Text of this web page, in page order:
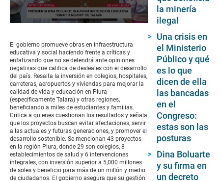
of
5
minutes,
4
seconds
El gobierno promueve obras en infraestructura
educativa y social haciendo frente a críticas y
enfatizando que no se detendrá ante opiniones
negativas que califica de desleales con el desarrollo
del país. Resalta la inversión en colegios, hospitales,
carreteras, aeropuertos y viviendas para mejorar la
calidad de vida y educación en Piura
(específicamente Talara) y otras regiones,
beneficiando a miles de estudiantes y familias.
Critica a quienes cuestionan los resultados y señala
que los proyectos buscan evitar afectaciones, servir
a las actuales y futuras generaciones, y promover el
desarrollo sostenible. Se mencionan 43 proyectos
en la región Piura, donde 29 son colegios, 8
establecimientos de salud y 6 intervenciones
integrales, con inversión superior a 5,000 millones
de soles y beneficio para más de un millón y medio
de ciudadanos. El gobierno asegura que su gestión
la minería
ilegal
Una crisis en
el Ministerio
Público y qué
es lo que
dicen de ella
las bancadas
en el
Congreso:
estas son las
posturas
Dina Boluarte
y su firma en
un decreto